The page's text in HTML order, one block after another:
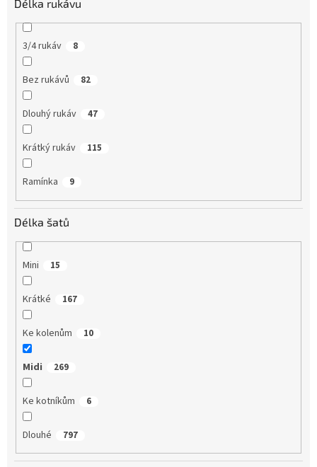
Délka rukávu
3/4 rukáv 8
Bez rukávů 82
Dlouhý rukáv 47
Krátký rukáv 115
Ramínka 9
Délka šatů
Mini 15
Krátké 167
Ke kolenům 10
Midi 269
Ke kotníkům 6
Dlouhé 797